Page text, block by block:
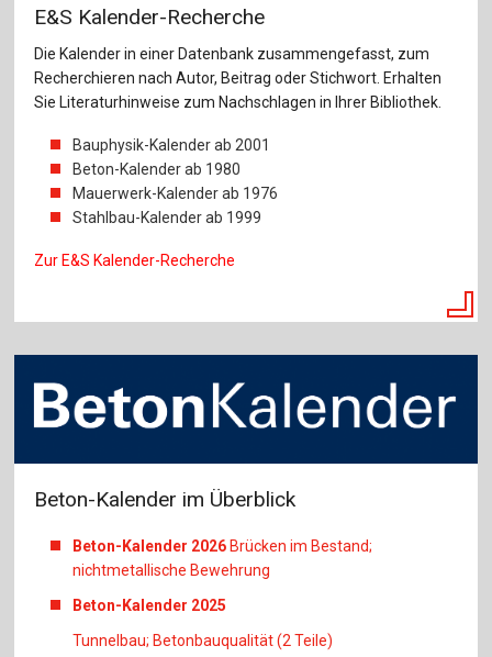
E&S Kalender-Recherche
Die Kalender in einer Datenbank zusammengefasst, zum
Recherchieren nach Autor, Beitrag oder Stichwort. Erhalten
Sie Literaturhinweise zum Nachschlagen in Ihrer Bibliothek.
Bauphysik-Kalender ab 2001
Beton-Kalender ab 1980
Mauerwerk-Kalender ab 1976
Stahlbau-Kalender ab 1999
Zur E&S Kalender-Recherche
Beton-Kalender im Überblick
Beton-Kalender 2026 Brücken im Bestand;
nichtmetallische Bewehrung
Beton-Kalender 2025
Tunnelbau; Betonbauqualität (2 Teile)